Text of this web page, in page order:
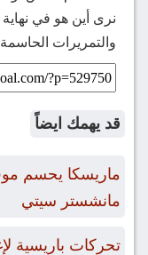
نرى أين هو في نهاية
والتمريرات
قد يهمك ايضاً
ماريسكا يحسم
مانشستر سيتي
تحركات باريسية